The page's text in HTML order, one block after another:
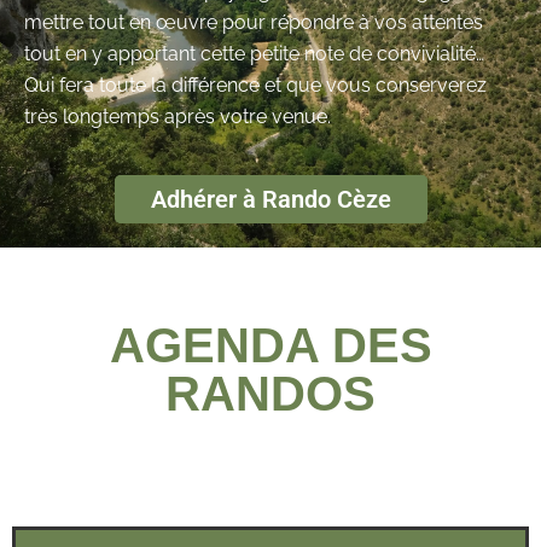
mettre tout en œuvre pour répondre à vos attentes
tout en y apportant cette petite note de convivialité…
Qui fera toute la différence et que vous conserverez
très longtemps après votre venue.
Adhérer à Rando Cèze
AGENDA DES
RANDOS